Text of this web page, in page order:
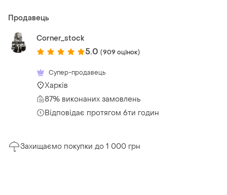
Продавець
Corner_stock
5.0 (909 оцінок)
Супер-продавець
Харків
87% виконаних замовлень
Відповідає протягом 6ти годин
Захищаємо покупки до 1 000 грн